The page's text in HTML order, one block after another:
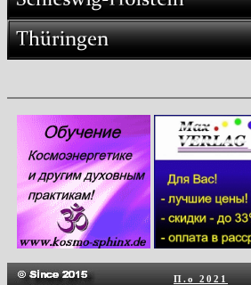
П.о
2021